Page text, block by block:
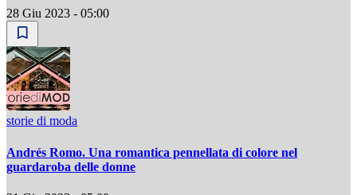
28 Giu 2023 - 05:00
storie di moda
Andrés Romo. Una romantica pennellata di colore nel
guardaroba delle donne